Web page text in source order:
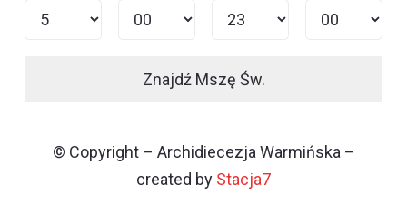
Znajdź Mszę Św.
© Copyright – Archidiecezja Warmińska –
created by Stacja7